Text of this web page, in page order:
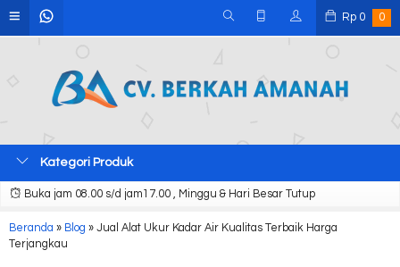
Rp 0 0
Kategori Produk
Buka jam 08.00 s/d jam17.00 , Minggu & Hari Besar Tutup
Beranda » Blog » Jual Alat Ukur Kadar Air Kualitas Terbaik Harga
Terjangkau